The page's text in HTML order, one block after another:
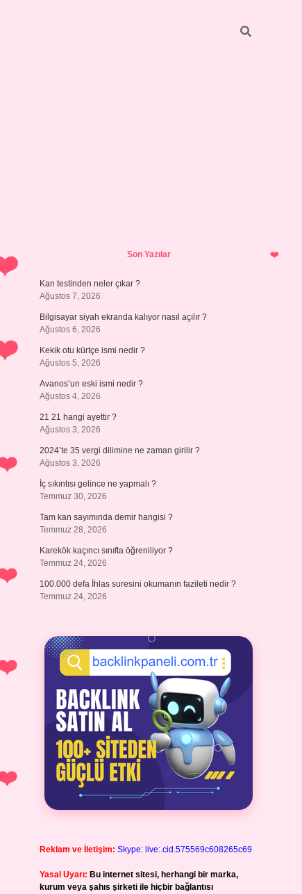
SidebarSon Yazılar
Kan testinden neler çıkar ?
Ağustos 7, 2026
Bilgisayar siyah ekranda kalıyor nasıl açılır ?
Ağustos 6, 2026
Kekik otu kürtçe ismi nedir ?
Ağustos 5, 2026
Avanos’un eski ismi nedir ?
Ağustos 4, 2026
21 21 hangi ayettir ?
Ağustos 3, 2026
2024’te 35 vergi dilimine ne zaman girilir ?
Ağustos 3, 2026
İç sıkıntısı gelince ne yapmalı ?
Temmuz 30, 2026
Tam kan sayımında demir hangisi ?
Temmuz 28, 2026
Karekök kaçıncı sınıfta öğreniliyor ?
Temmuz 24, 2026
100.000 defa İhlas suresini okumanın fazileti nedir ?
Temmuz 24, 2026
Reklam ve İletişim: Skype: live:.cid.575569c608265c69
Yasal Uyarı: Bu internet sitesi, herhangi bir marka,
kurum veya şahıs şirketi ile hiçbir bağlantısı